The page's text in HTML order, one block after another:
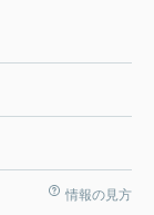
情報の見方